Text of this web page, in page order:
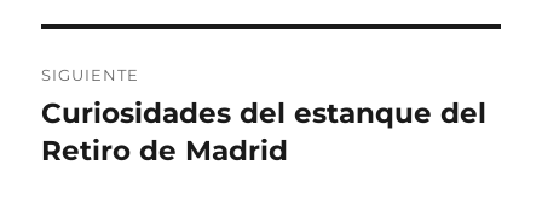
SIGUIENTE
Entrada
siguiente:
Curiosidades del estanque del
Retiro de Madrid